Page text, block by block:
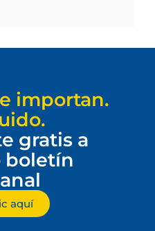
importan.
gratis a
boletín
aquí